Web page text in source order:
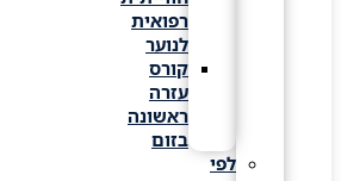
רפואית
לנוער
קורס
עזרה
ראשונה
לפי